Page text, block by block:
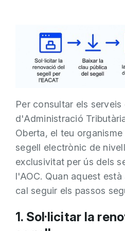
Per consultar els
d'Administració
Oberta, el teu
segell electrònic de
exclusivitat per ús dels
l'AOC. Quan aquest
cal seguir els passos
1. Sol·licitar la